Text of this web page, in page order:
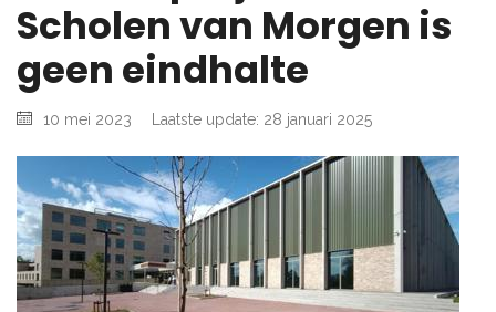
Scholen van Morgen is
geen eindhalte
10 mei 2023 Laatste update: 28 januari 2025